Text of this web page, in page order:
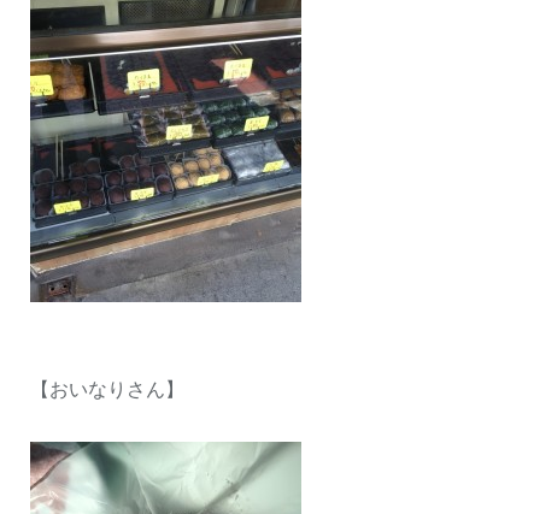
【おいなりさん】